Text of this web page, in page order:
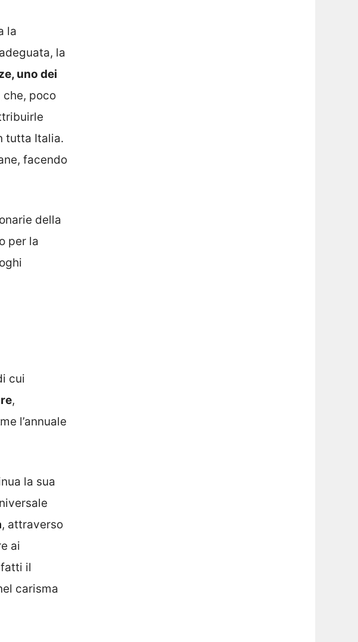
la
la
uno dei
che, poco
tutta Italia.
facendo
della
per la
cui
,
l’annuale
la sua
, attraverso
ai
il
carisma